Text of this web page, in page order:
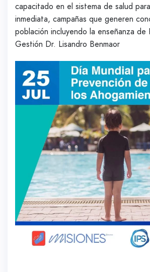
capacitado en el sistema de salud
inmediata, campañas que generen
población incluyendo la enseñanza de
Gestión Dr. Lisandro Benmaor